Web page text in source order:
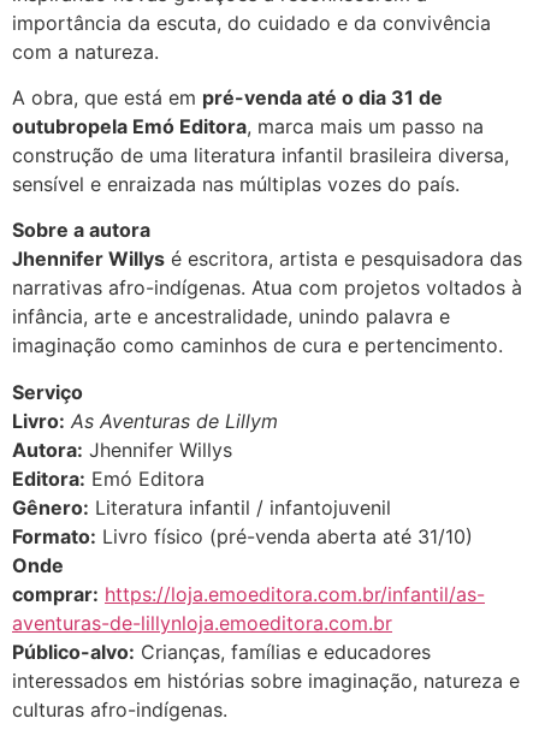
importância da escuta, do cuidado e da convivência
com a natureza.
A obra, que está em pré-venda até o dia 31 de
outubropela Emó Editora, marca mais um passo na
construção de uma literatura infantil brasileira diversa,
sensível e enraizada nas múltiplas vozes do país.
Sobre a autora
Jhennifer Willys é escritora, artista e pesquisadora das
narrativas afro-indígenas. Atua com projetos voltados à
infância, arte e ancestralidade, unindo palavra e
imaginação como caminhos de cura e pertencimento.
Serviço
Livro: As Aventuras de Lillym
Autora: Jhennifer Willys
Editora: Emó Editora
Gênero: Literatura infantil / infantojuvenil
Formato: Livro físico (pré-venda aberta até 31/10)
Onde
comprar: https://loja.emoeditora.com.br/infantil/as-
aventuras-de-lillynloja.emoeditora.com.br
Público-alvo: Crianças, famílias e educadores
interessados em histórias sobre imaginação, natureza e
culturas afro-indígenas.